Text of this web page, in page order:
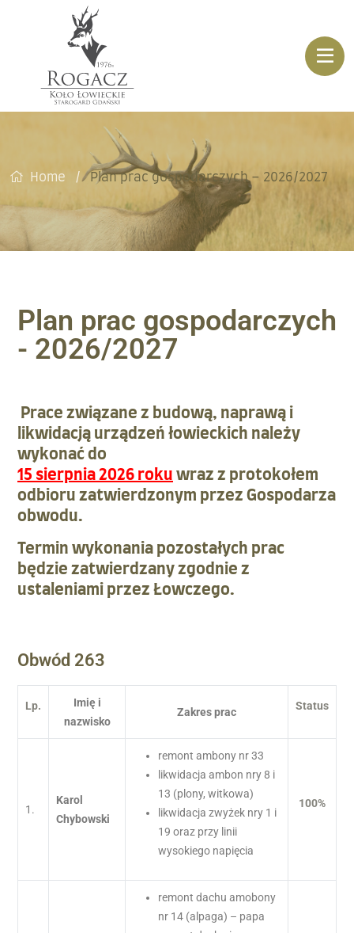
Home Plan prac gospodarczych – 2026/2027
Plan prac gospodarczych
- 2026/2027
Prace związane z budową, naprawą i
likwidacją urządzeń łowieckich należy
wykonać do
15 sierpnia 2026 roku wraz z protokołem
odbioru zatwierdzonym przez Gospodarza
obwodu.
Termin wykonania pozostałych prac
będzie zatwierdzany zgodnie z
ustaleniami przez Łowczego.
Obwód 263
Lp.
Imię i
nazwisko
Zakres prac Status
1.
Karol
Chybowski
remont ambony nr 33
likwidacja ambon nry 8 i
13 (plony, witkowa)
likwidacja zwyżek nry 1 i
19 oraz przy linii
wysokiego napięcia
100%
remont dachu amobony
nr 14 (alpaga) – papa